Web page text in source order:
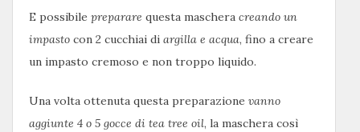
E possibile preparare questa maschera creando un
impasto con 2 cucchiai di argilla e acqua, fino a creare
un impasto cremoso e non troppo liquido.
Una volta ottenuta questa preparazione vanno
aggiunte 4 o 5 gocce di tea tree oil, la maschera così